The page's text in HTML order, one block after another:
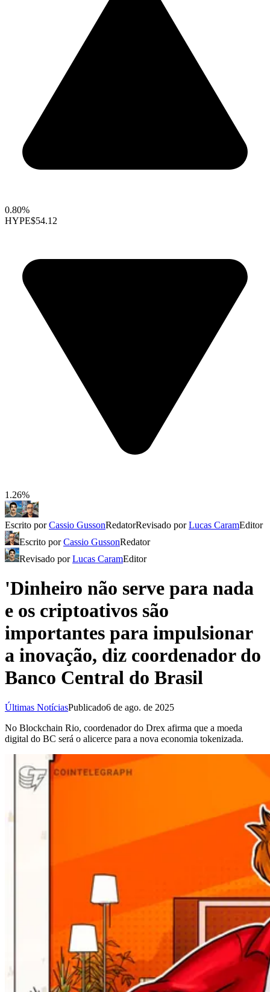
0.80%
HYPE$54.12
1.26%
Escrito porCassio GussonRedatorRevisado porLucas CaramEditor
Escrito porCassio GussonRedator
Revisado porLucas CaramEditor
'Dinheiro não serve para nada
e os criptoativos são
importantes para impulsionar
a inovação, diz coordenador do
Banco Central do Brasil
Últimas NotíciasPublicado6 de ago. de 2025
No Blockchain Rio, coordenador do Drex afirma que a moeda
digital do BC será o alicerce para a nova economia tokenizada.